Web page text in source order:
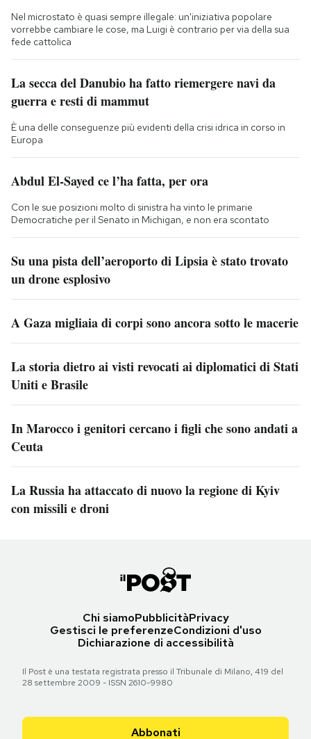
Nel microstato è quasi sempre illegale: un'iniziativa popolare
vorrebbe cambiare le cose, ma Luigi è contrario per via della sua
fede cattolica
La secca del Danubio ha fatto riemergere navi da
guerra e resti di mammut
È una delle conseguenze più evidenti della crisi idrica in corso in
Europa
Abdul El-Sayed ce l’ha fatta, per ora
Con le sue posizioni molto di sinistra ha vinto le primarie
Democratiche per il Senato in Michigan, e non era scontato
Su una pista dell’aeroporto di Lipsia è stato trovato
un drone esplosivo
A Gaza migliaia di corpi sono ancora sotto le macerie
La storia dietro ai visti revocati ai diplomatici di Stati
Uniti e Brasile
In Marocco i genitori cercano i figli che sono andati a
Ceuta
La Russia ha attaccato di nuovo la regione di Kyiv
con missili e droni
Chi siamoPubblicitàPrivacy
Gestisci le preferenzeCondizioni d'uso
Dichiarazione di accessibilità
Il Post è una testata registrata presso il Tribunale di Milano, 419 del
28 settembre 2009 - ISSN 2610-9980
Abbonati